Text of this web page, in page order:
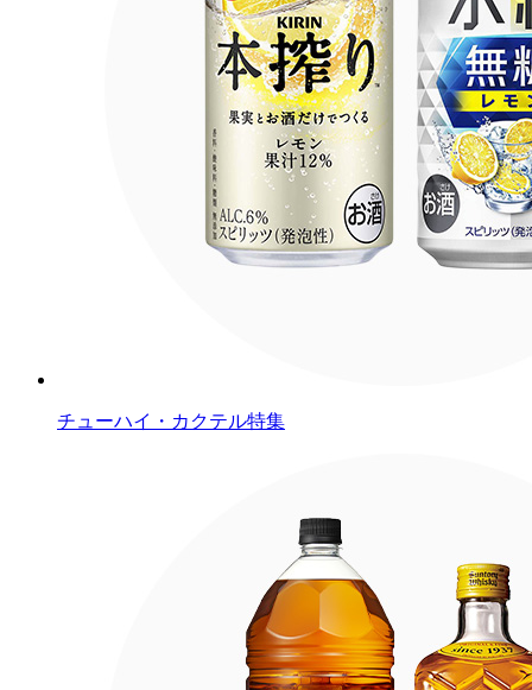
チューハイ・カクテル特集